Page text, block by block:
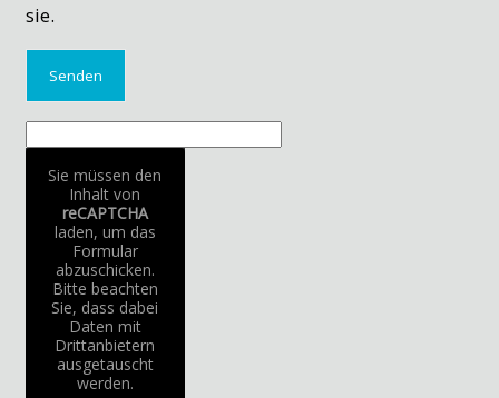
sie.
Sie müssen den
Inhalt von
reCAPTCHA
laden, um das
Formular
abzuschicken.
Bitte beachten
Sie, dass dabei
Daten mit
Drittanbietern
ausgetauscht
werden.